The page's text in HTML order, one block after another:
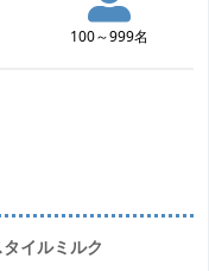
100～999名
イルミルク